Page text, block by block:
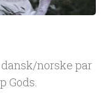
norske par
Gods.